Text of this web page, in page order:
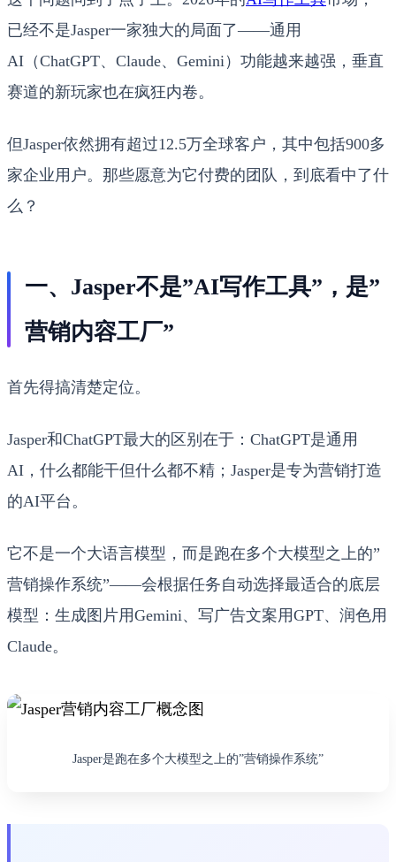
已经不是Jasper一家独大的局面了——通用
AI（ChatGPT、Claude、Gemini）功能越来越强，垂直
赛道的新玩家也在疯狂内卷。
但Jasper依然拥有超过12.5万全球客户，其中包括900多
家企业用户。那些愿意为它付费的团队，到底看中了什
么？
一、Jasper不是”AI写作工具”，是”
营销内容工厂”
首先得搞清楚定位。
Jasper和ChatGPT最大的区别在于：ChatGPT是通用
AI，什么都能干但什么都不精；Jasper是专为营销打造
的AI平台。
它不是一个大语言模型，而是跑在多个大模型之上的”
营销操作系统”——会根据任务自动选择最适合的底层
模型：生成图片用Gemini、写广告文案用GPT、润色用
Claude。
Jasper是跑在多个大模型之上的”营销操作系统”